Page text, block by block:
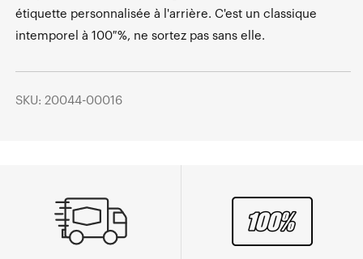
étiquette personnalisée à l'arrière. C'est un classique
intemporel à 100 %, ne sortez pas sans elle.
SKU: 20044-00016